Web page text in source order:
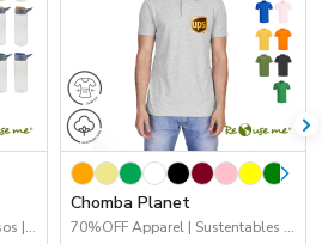
Sustentables | 2026 Reingresos | Drinkware
Chomba Planet
70%OFF Apparel | Sustentables | Apparel